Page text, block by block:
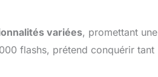
variées, promettant une
flashs, prétend conquérir tant